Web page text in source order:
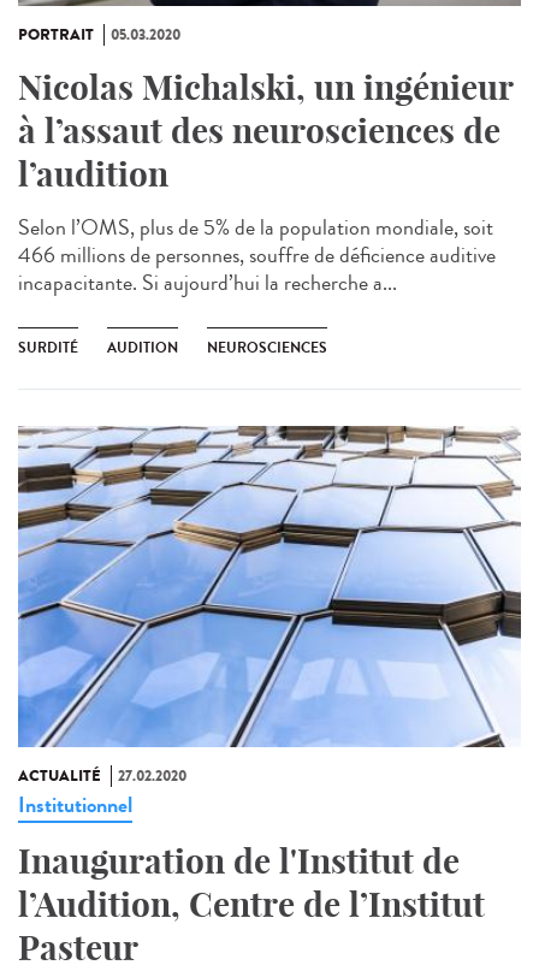
PORTRAIT 05.03.2020
Nicolas Michalski, un ingénieur
à l’assaut des neurosciences de
l’audition
Selon l’OMS, plus de 5% de la population mondiale, soit
466 millions de personnes, souffre de déficience auditive
incapacitante. Si aujourd’hui la recherche a...
SURDITÉ AUDITION NEUROSCIENCES
ACTUALITÉ 27.02.2020
Institutionnel
Inauguration de l'Institut de
l’Audition, Centre de l’Institut
Pasteur